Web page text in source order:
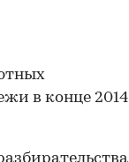
в конце 2014